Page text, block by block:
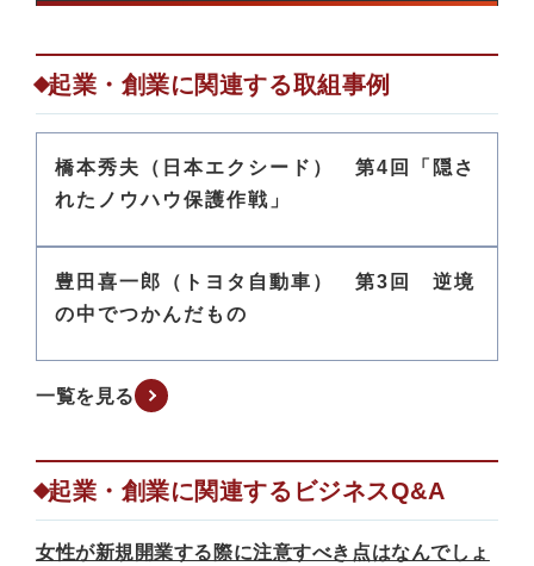
起業・創業に関連する取組事例
橋本秀夫（日本エクシード） 第4回「隠さ
れたノウハウ保護作戦」
豊田喜一郎（トヨタ自動車） 第3回 逆境
の中でつかんだもの
一覧を見る
起業・創業に関連するビジネスQ&A
女性が新規開業する際に注意すべき点はなんでしょ